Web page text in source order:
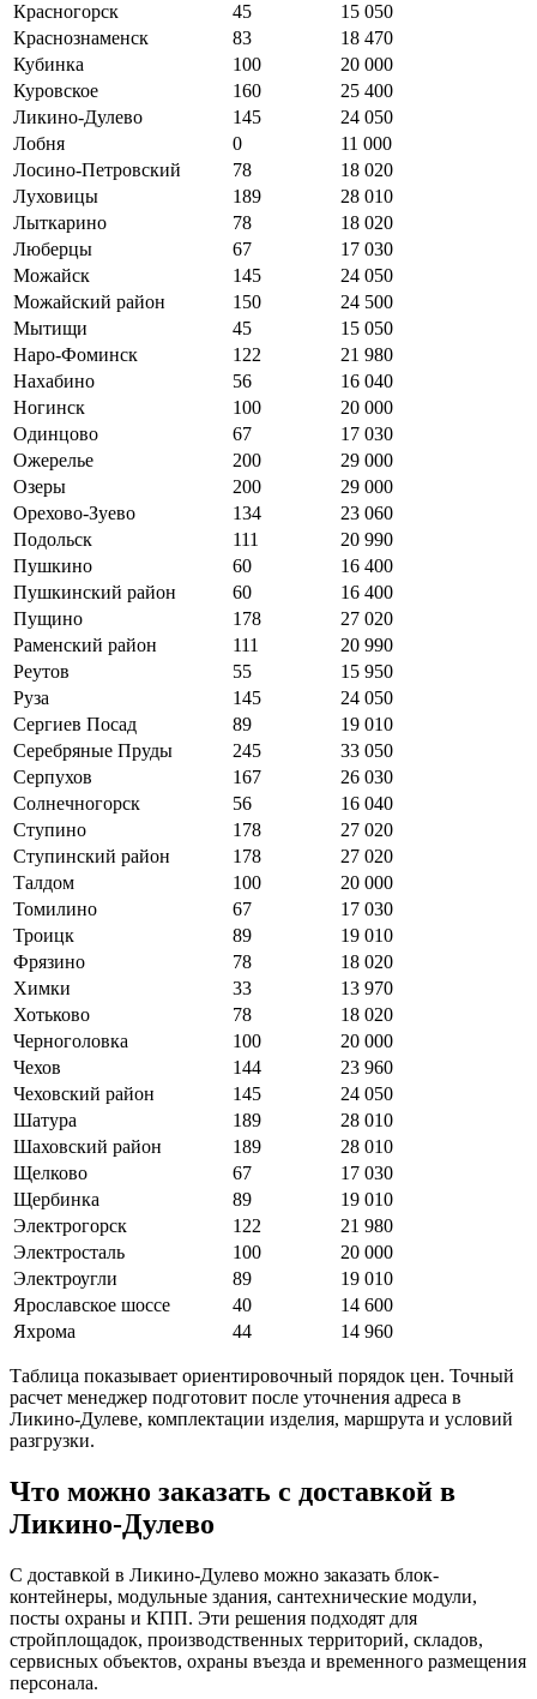
Красногорск
45
15 050
Краснознаменск
83
18 470
Кубинка
100
20 000
Куровское
160
25 400
Ликино-Дулево
145
24 050
Лобня
0
11 000
Лосино-Петровский
78
18 020
Луховицы
189
28 010
Лыткарино
78
18 020
Люберцы
67
17 030
Можайск
145
24 050
Можайский район
150
24 500
Мытищи
45
15 050
Наро-Фоминск
122
21 980
Нахабино
56
16 040
Ногинск
100
20 000
Одинцово
67
17 030
Ожерелье
200
29 000
Озеры
200
29 000
Орехово-Зуево
134
23 060
Подольск
111
20 990
Пушкино
60
16 400
Пушкинский район
60
16 400
Пущино
178
27 020
Раменский район
111
20 990
Реутов
55
15 950
Руза
145
24 050
Сергиев Посад
89
19 010
Серебряные Пруды
245
33 050
Серпухов
167
26 030
Солнечногорск
56
16 040
Ступино
178
27 020
Ступинский район
178
27 020
Талдом
100
20 000
Томилино
67
17 030
Троицк
89
19 010
Фрязино
78
18 020
Химки
33
13 970
Хотьково
78
18 020
Черноголовка
100
20 000
Чехов
144
23 960
Чеховский район
145
24 050
Шатура
189
28 010
Шаховский район
189
28 010
Щелково
67
17 030
Щербинка
89
19 010
Электрогорск
122
21 980
Электросталь
100
20 000
Электроугли
89
19 010
Ярославское шоссе
40
14 600
Яхрома
44 14 960
Таблица показывает ориентировочный порядок цен. Точный
расчет менеджер подготовит после уточнения адреса в
Ликино-Дулеве, комплектации изделия, маршрута и условий
разгрузки.
Что можно заказать с доставкой в
Ликино-Дулево
С доставкой в Ликино-Дулево можно заказать блок-
контейнеры, модульные здания, сантехнические модули,
посты охраны и КПП. Эти решения подходят для
стройплощадок, производственных территорий, складов,
сервисных объектов, охраны въезда и временного размещения
персонала.